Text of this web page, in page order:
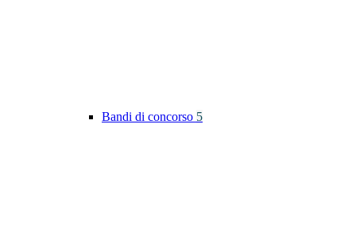
Bandi di concorso 5